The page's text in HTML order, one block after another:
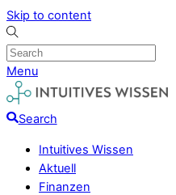
Skip to content
Menu
Search
Intuitives Wissen
Aktuell
Finanzen